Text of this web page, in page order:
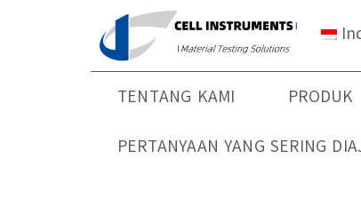
TENTANG KAMI PRODUK
PERTANYAAN YANG SERING